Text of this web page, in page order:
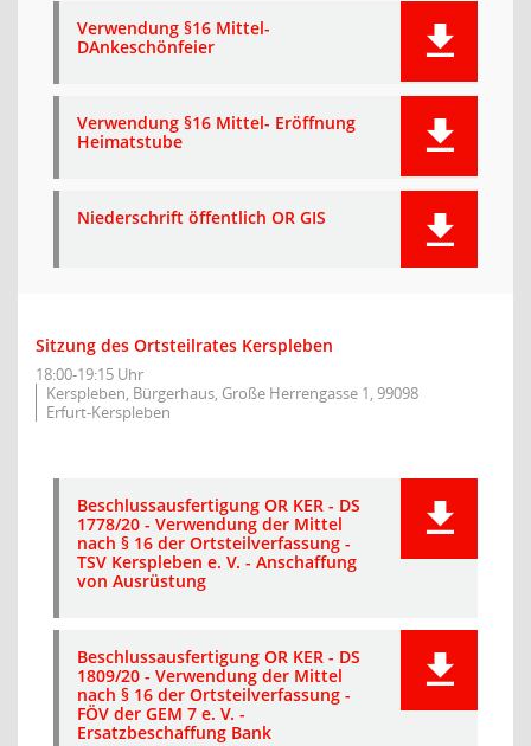
Verwendung §16 Mittel-
DAnkeschönfeier
Verwendung §16 Mittel- Eröffnung
Heimatstube
Niederschrift öffentlich OR GIS
Sitzung des Ortsteilrates Kerspleben
18:00-19:15 Uhr
Kerspleben, Bürgerhaus, Große Herrengasse 1, 99098
Erfurt-Kerspleben
Beschlussausfertigung OR KER - DS
1778/20 - Verwendung der Mittel
nach § 16 der Ortsteilverfassung -
TSV Kerspleben e. V. - Anschaffung
von Ausrüstung
Beschlussausfertigung OR KER - DS
1809/20 - Verwendung der Mittel
nach § 16 der Ortsteilverfassung -
FÖV der GEM 7 e. V. -
Ersatzbeschaffung Bank